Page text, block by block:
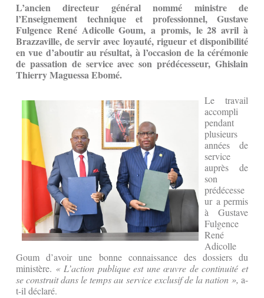
L’ancien directeur général nommé ministre de
l’Enseignement technique et professionnel, Gustave
Fulgence René Adicolle Goum, a promis, le 28 avril à
Brazzaville, de servir avec loyauté, rigueur et disponibilité
en vue d’aboutir au résultat, à l’occasion de la cérémonie
de passation de service avec son prédécesseur, Ghislain
Thierry Maguessa Ebomé.
Le travail
accompli
pendant
plusieurs
années de
service
auprès de
son
prédécesse
ur a permis
à Gustave
Fulgence
René
Adicolle
Goum d’avoir une bonne connaissance des dossiers du
ministère. « L’action publique est une œuvre de continuité et
se construit dans le temps au service exclusif de la nation », a-
t-il déclaré.